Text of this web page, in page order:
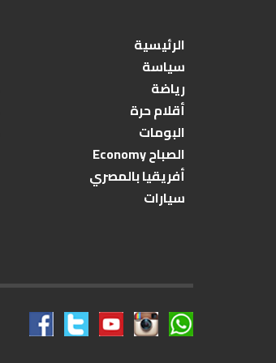
الرئيسية
سياسة
رياضة
أقلام حرة
البومات
الصباح Economy
أفريقيا بالمصري
سيارات